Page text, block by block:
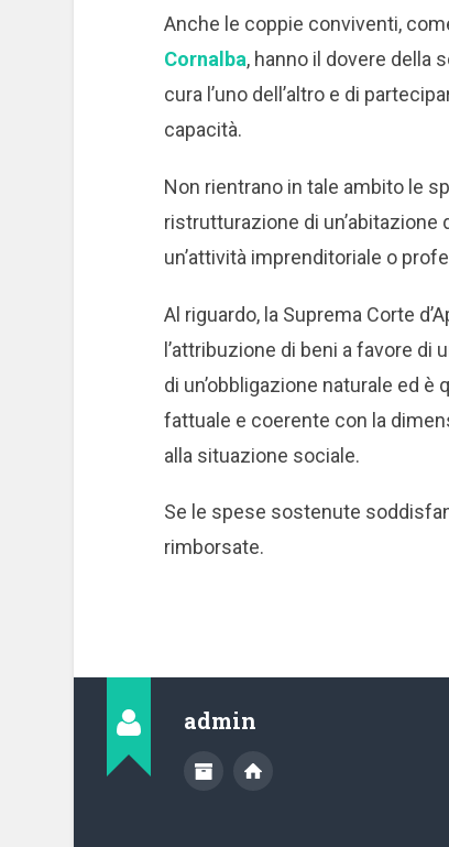
Anche le coppie conviventi,
Cornalba, hanno il dovere della
cura l’uno dell’altro e di
capacità.
Non rientrano in tale ambito le
ristrutturazione di un’abitazione
un’attività imprenditoriale o
Al riguardo, la Suprema Corte
l’attribuzione di beni a favore
di un’obbligazione naturale ed
fattuale e coerente con la
alla situazione sociale.
Se le spese sostenute
rimborsate.
admin